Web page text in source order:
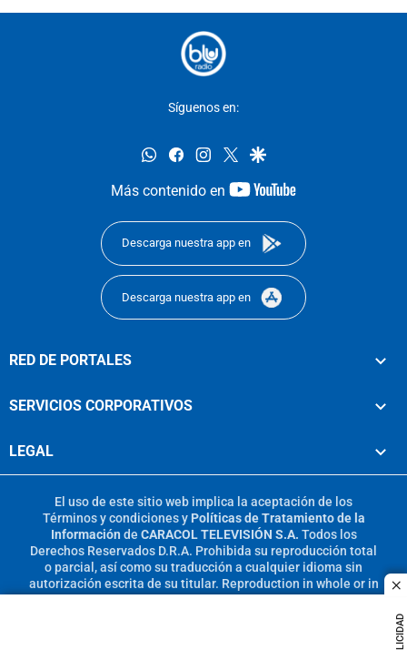
Síguenos en:
whatsappfacebookinstagram
twittergoogle
Más contenido en
youtube-
Descarga nuestra app en
Descarga nuestra app en
RED DE PORTALES
SERVICIOS CORPORATIVOS
LEGAL
El uso de este sitio web implica la aceptación de los
Términos y condicionesy Políticas de Tratamiento de la
Información de CARACOL TELEVISIÓN S.A. Todos los
Derechos Reservados D.R.A. Prohibida su reproducción total
o parcial, así como su traducción a cualquier idioma sin
autorización escrita de su titular. Reproduction in whole or in